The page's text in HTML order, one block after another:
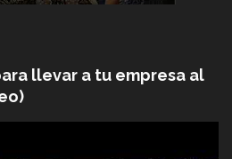
llevar a tu empresa al